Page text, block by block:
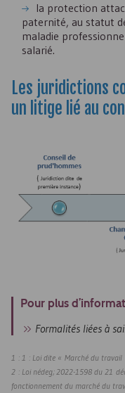
la protection
paternité, au statut
maladie
salarié.
Les juridictions
un litige lié au
Pour plus
Formalités liées à
1 : 1 : Loi dite « Marché du travail
2 : Loi nédeg; 2022-1598 du 21
fonctionnement du marché du